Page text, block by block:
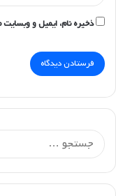
ذخیره نام، ایمیل و